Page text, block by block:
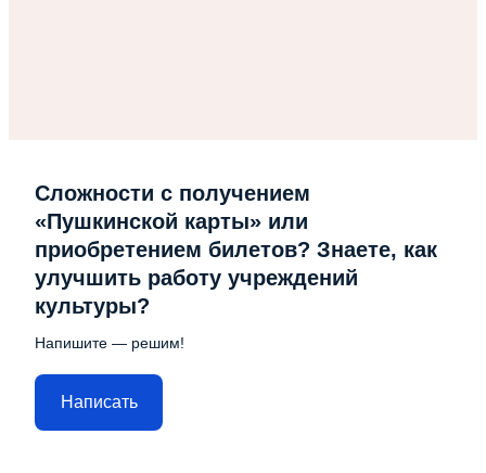
Сложности с получением
«Пушкинской карты» или
приобретением билетов? Знаете, как
улучшить работу учреждений
культуры?
Напишите — решим!
Написать